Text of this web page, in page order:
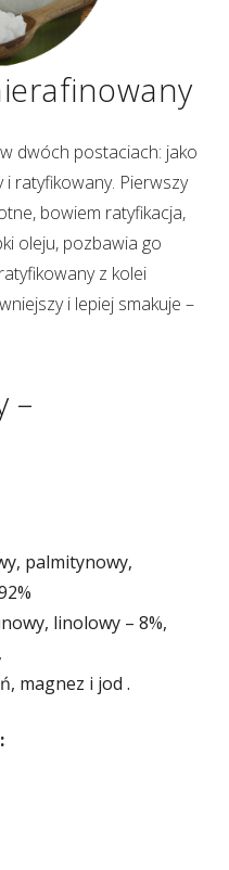
dwóch postaciach: jako
ratyfikowany. Pierwszy
bowiem ratyfikacja,
oleju, pozbawia go
z kolei
i lepiej smakuje –
–
palmitynowy,
linolowy – 8%,
magnez i jod .